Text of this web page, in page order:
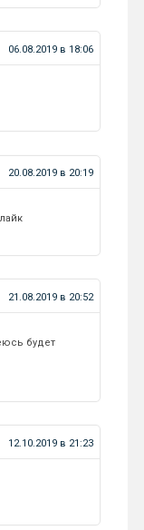
06.08.2019 в 18:06
20.08.2019 в 20:19
21.08.2019 в 20:52
будет
12.10.2019 в 21:23